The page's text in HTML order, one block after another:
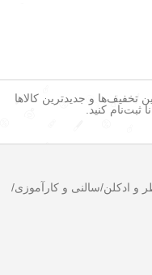
تخفیف‌ها و جدیدترین کالاها
ثبت‌نام کنید.
ادکلن/سالنی و کارآموزی/